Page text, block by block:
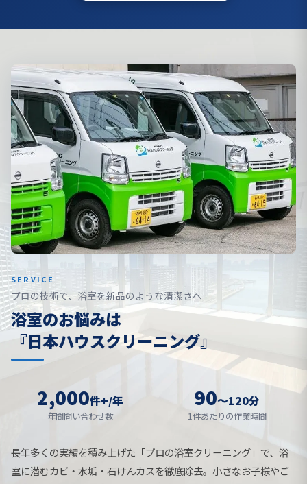
SERVICE
プロの技術で、浴室を新品のような清潔さへ
浴室のお悩みは
『日本ハウスクリーニング』
2,000件+/年
年間問い合わせ数
90〜120分
1件あたりの作業時間
長年多くの実績を積み上げた「プロの浴室クリーニング」で、浴
室に潜むカビ・水垢・石けんカスを徹底除去。小さなお子様やご